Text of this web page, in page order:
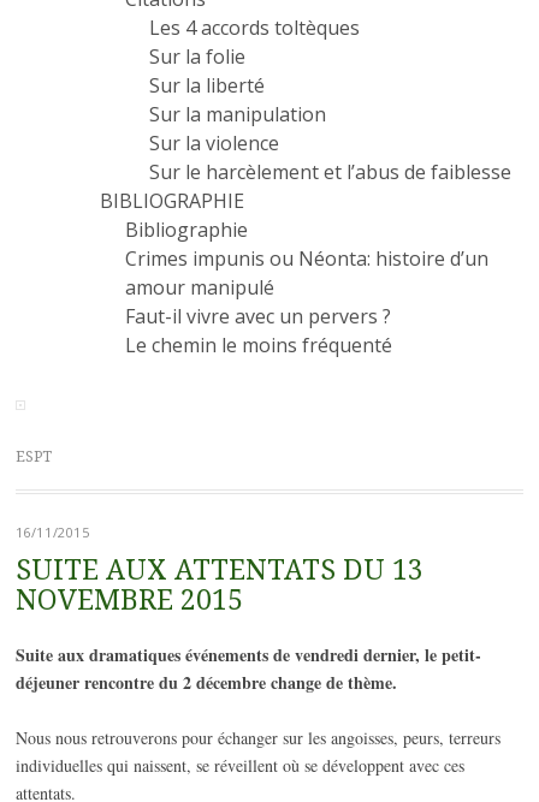
Les 4 accords toltèques
Sur la folie
Sur la liberté
Sur la manipulation
Sur la violence
Sur le harcèlement et l’abus de faiblesse
BIBLIOGRAPHIE
Bibliographie
Crimes impunis ou Néonta: histoire d’un
amour manipulé
Faut-il vivre avec un pervers ?
Le chemin le moins fréquenté
ESPT
16/11/2015
SUITE AUX ATTENTATS DU 13
NOVEMBRE 2015
Suite aux dramatiques événements de vendredi dernier, le petit-
déjeuner rencontre du 2 décembre change de thème.
Nous nous retrouverons pour échanger sur les angoisses, peurs, terreurs
individuelles qui naissent, se réveillent où se développent avec ces
attentats.